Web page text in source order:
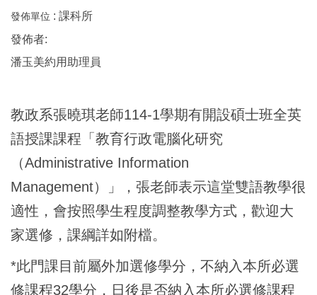
發佈單位 : 課科所
發佈者:
潘玉美約用助理員
教政系張曉琪老師114-1學期有開設碩士班全英
語授課課程「教育行政電腦化研究
（Administrative Information
Management）」，張老師表示這堂雙語教學很
適性，會按照學生程度調整教學方式，歡迎大
家選修，課綱詳如附檔。
*此門課目前屬外加選修學分，不納入本所必選
修課程32學分，日後是否納入本所必選修課程